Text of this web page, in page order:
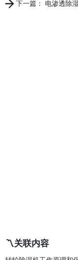
下一篇： 电渗透除
〽️关联内容